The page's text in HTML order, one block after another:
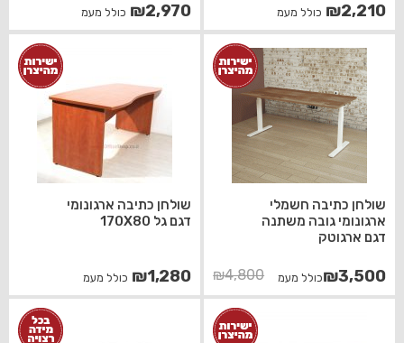
₪2,210 כולל מעמ ₪2,970 כולל מעמ
שולחן כתיבה חשמלי
ארגונומי גובה משתנה
דגם ארגוטק
₪4,800
המחיר
המקורי
₪3,500
המחיר
הנוכחי
כולל מעמ
שולחן כתיבה ארגונומי
דגם גל 170X80
₪1,280 כולל מעמ